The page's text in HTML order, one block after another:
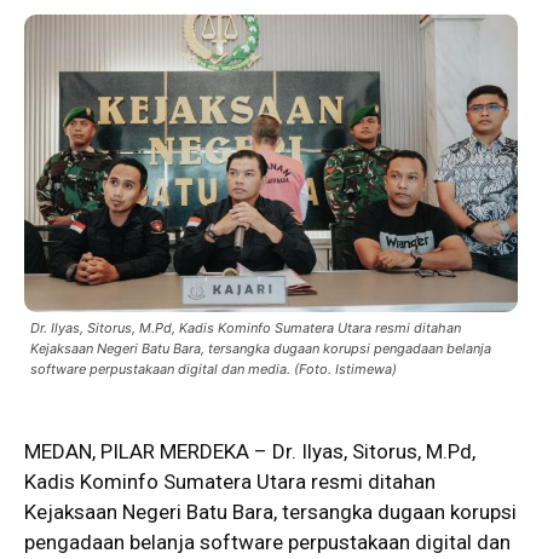
Dr. Ilyas, Sitorus, M.Pd, Kadis Kominfo Sumatera Utara resmi ditahan
Kejaksaan Negeri Batu Bara, tersangka dugaan korupsi pengadaan belanja
software perpustakaan digital dan media. (Foto. Istimewa)
MEDAN, PILAR MERDEKA – Dr. Ilyas, Sitorus, M.Pd,
Kadis Kominfo Sumatera Utara resmi ditahan
Kejaksaan Negeri Batu Bara, tersangka dugaan korupsi
pengadaan belanja software perpustakaan digital dan